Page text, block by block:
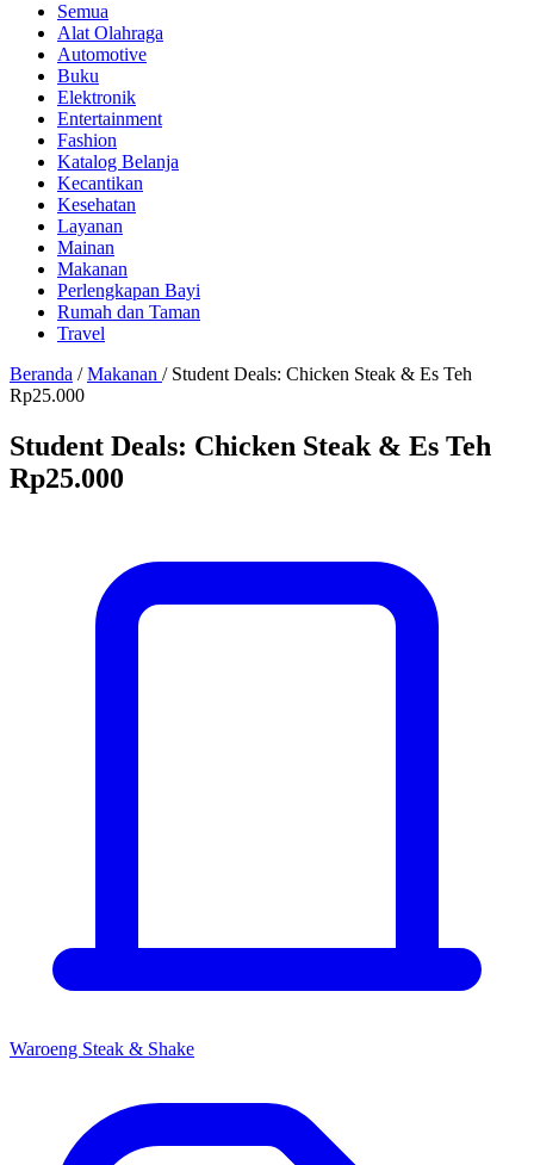
Semua
Alat Olahraga
Automotive
Buku
Elektronik
Entertainment
Fashion
Katalog Belanja
Kecantikan
Kesehatan
Layanan
Mainan
Makanan
Perlengkapan Bayi
Rumah dan Taman
Travel
Beranda / Makanan / Student Deals: Chicken Steak & Es Teh
Rp25.000
Student Deals: Chicken Steak & Es Teh
Rp25.000
Waroeng Steak & Shake